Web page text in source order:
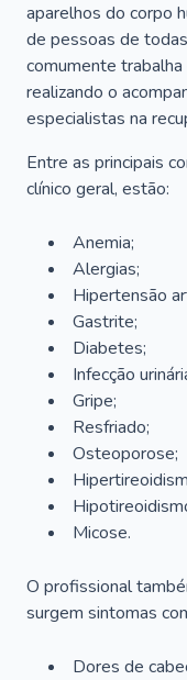
aparelhos do corpo
de pessoas de
comumente
realizando o
especialistas na
Entre as principais
clínico geral, estão:
Anemia;
Alergias;
Hipertensão
Gastrite;
Diabetes;
Infecção
Gripe;
Resfriado;
Osteoporose;
Micose.
O profissional
surgem sintomas
Dores de